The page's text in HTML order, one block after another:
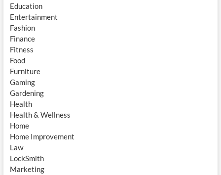
Education
Entertainment
Fashion
Finance
Fitness
Food
Furniture
Gaming
Gardening
Health
Health & Wellness
Home
Home Improvement
Law
LockSmith
Marketing